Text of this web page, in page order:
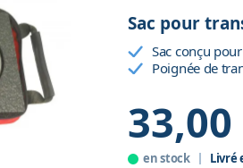
Sac pour
Sac conçu
Poignée de
33,00
en stock Livré